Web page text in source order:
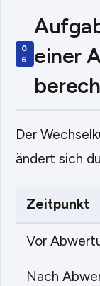
einer
Der
ändert sich
Zeitpunkt
Vor
Nach